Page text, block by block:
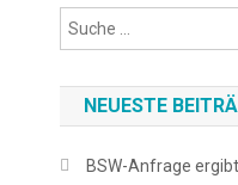
NEUESTE
BSW-Anfrage